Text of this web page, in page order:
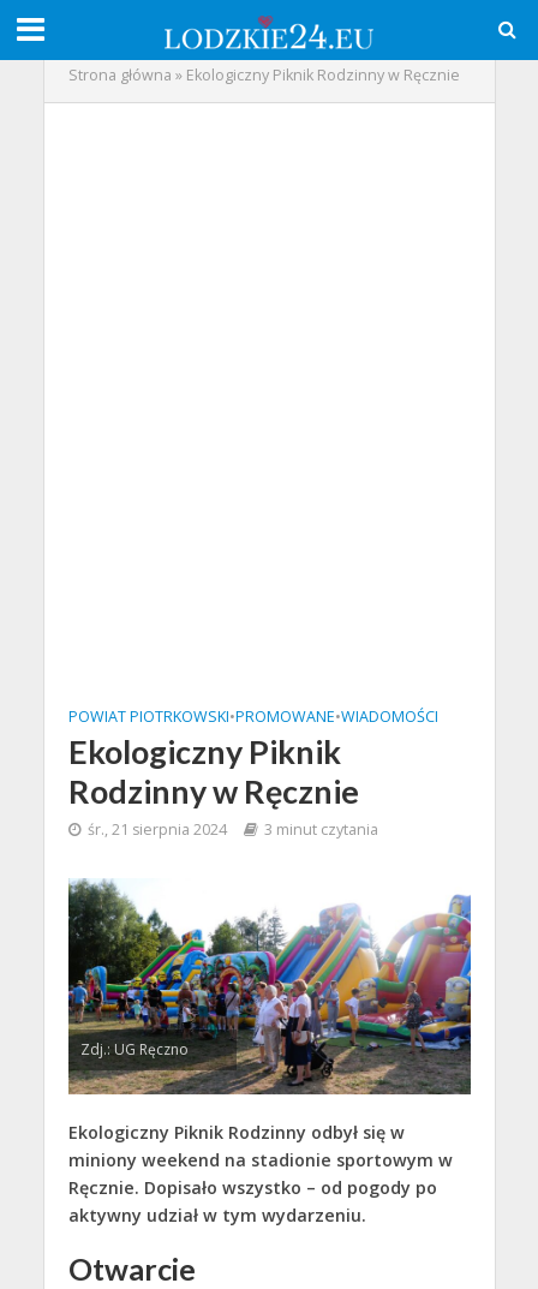
Strona główna » Ekologiczny Piknik Rodzinny w Ręcznie
POWIAT PIOTRKOWSKI•PROMOWANE•WIADOMOŚCI
Ekologiczny Piknik
Rodzinny w Ręcznie
śr., 21 sierpnia 2024 3 minut czytania
Zdj.: UG Ręczno
Ekologiczny Piknik Rodzinny odbył się w
miniony weekend na stadionie sportowym w
Ręcznie. Dopisało wszystko – od pogody po
aktywny udział w tym wydarzeniu.
Otwarcie